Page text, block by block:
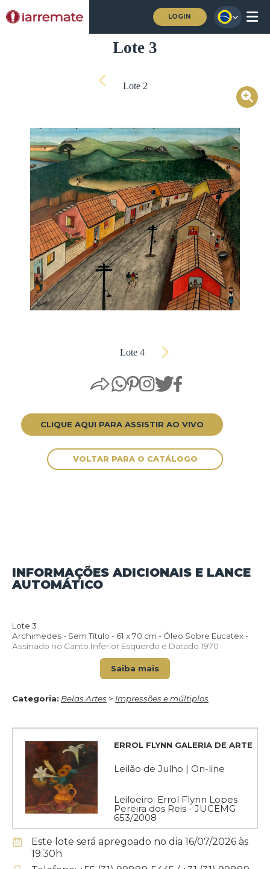
LOGIN
Lote 3
Lote 2
Lote 4
INFORMAÇÕES ADICIONAIS E LANCE
AUTOMÁTICO
Lote 3
Archimedes - Sem Título - 61 x 70 cm - Óleo Sobre Eucatex -
Assinado no Canto Inferior Esquerdo e Datado 1970
Saiba mais
Categoria: Belas Artes > Impressões e múltiplos
ERROL FLYNN GALERIA DE ARTE
Leilão de Julho | On-line
Leiloeiro: Errol Flynn Lopes
Pereira dos Reis - JUCEMG
653/2008
Este lote será apregoado no dia 16/07/2026 às
19:30h
CLIQUE AQUI PARA ASSISTIR AO VIVO
VOLTAR PARA O CATÁLOGO